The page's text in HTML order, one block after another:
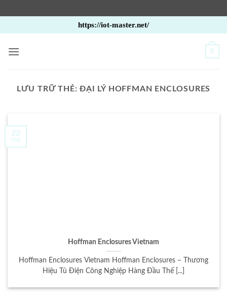
qua
nội
https://iot-master.net/
0
LƯU TRỮ THẺ:ĐẠI LÝ HOFFMAN ENCLOSURES
Hoffman Enclosures Vietnam
Hoffman Enclosures Vietnam Hoffman Enclosures – Thương
Hiệu Tủ Điện Công Nghiệp Hàng Đầu Thế [...]
22
Th5